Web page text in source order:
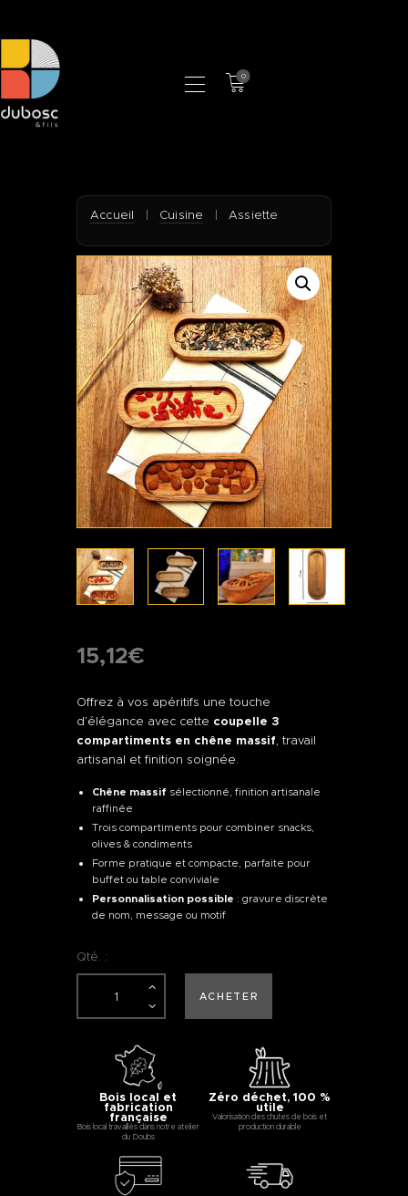
0
CONTACT
Accueil | Cuisine | Assiette
15,12€
Offrez à vos apéritifs une touche
d’élégance avec cette coupelle 3
compartiments en chêne massif, travail
artisanal et finition soignée.
Chêne massif sélectionné, finition artisanale
raffinée
Trois compartiments pour combiner snacks,
olives & condiments
Forme pratique et compacte, parfaite pour
buffet ou table conviviale
Personnalisation possible : gravure discrète
de nom, message ou motif
Qté. :
ACHETER
Bois local et
fabrication
française
Bois local travaillés dans notre atelier
du Doubs
Zéro déchet, 100 %
utile
Valorisation des chutes de bois et
production durable